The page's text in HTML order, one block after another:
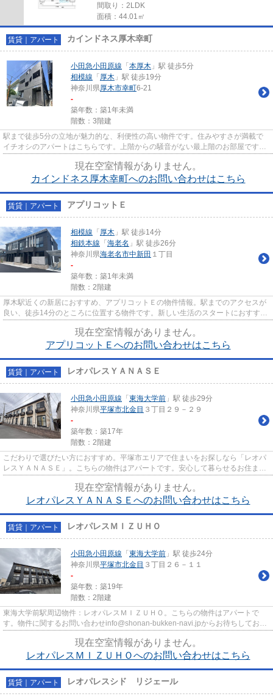
間取り：2LDK
面積：44.01㎡
賃貸｜アパート カインドネス厚木幸町
小田急小田原線 「本厚木 」駅 徒歩5分
相模線 「厚木 」駅 徒歩19分
神奈川県厚木市幸町6-21
-
築年数：築1年未満
階数：3階建
駅まで徒歩5分の立地が魅力的な、利便性の高い物件です。住みやすさが満載で
イチオシのアパートはこちらです。上階からの騒音がない最上階のお部屋です。
2025年築の物件で快適な住まい...
現在空室情報がありません。
カインドネス厚木幸町へのお問い合わせはこちら
賃貸｜アパート アプリコットＥ
相模線 「厚木 」駅 徒歩14分
相鉄本線 「海老名 」駅 徒歩26分
神奈川県海老名市中新田 １丁目
-
築年数：築1年未満
階数：2階建
厚木駅近くの新居におすすめ、アプリコットＥの物件情報。駅までのアクセスが
良い、徒歩14分のところに位置する物件です。新しい生活のスタートにおすすめ
なのが、こちらのアパートで...
現在空室情報がありません。
アプリコットＥへのお問い合わせはこちら
賃貸｜アパート レオパレスＹＡＮＡＳＥ
小田急小田原線 「東海大学前 」駅 徒歩29分
神奈川県平塚市北金目 ３丁目２９－２９
-
築年数：築17年
階数：2階建
こだわりで選びたい方におすすめ。平塚市エリアで住まいをお探しなら「レオパ
レスＹＡＮＡＳＥ」。こちらの物件はアパートです。安心して暮らせるお住まい
を東海大学前近くでご提供し...
現在空室情報がありません。
レオパレスＹＡＮＡＳＥへのお問い合わせはこちら
賃貸｜アパート レオパレスＭＩＺＵＨＯ
小田急小田原線 「東海大学前 」駅 徒歩24分
神奈川県平塚市北金目 ３丁目２６－１１
-
築年数：築19年
階数：2階建
東海大学前駅周辺物件：レオパレスＭＩＺＵＨＯ。こちらの物件はアパートで
す。物件に関するお問い合わせinfo@shonan-bukken-navi.jpからお待ちしており
ます。平塚市で長年蓄積した不...
現在空室情報がありません。
レオパレスＭＩＺＵＨＯへのお問い合わせはこちら
賃貸｜アパート レオパレスシド リジェール